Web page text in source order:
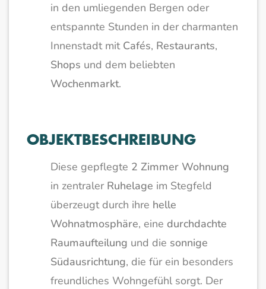
in den umliegenden Bergen oder
entspannte Stunden in der charmanten
Innenstadt mit Cafés, Restaurants,
Shops und dem beliebten
Wochenmarkt.
OBJEKTBESCHREIBUNG
Diese gepflegte 2 Zimmer Wohnung
in zentraler Ruhelage im Stegfeld
überzeugt durch ihre helle
Wohnatmosphäre, einedurchdachte
Raumaufteilung und die sonnige
Südausrichtung, die für ein besonders
freundliches Wohngefühl sorgt. Der